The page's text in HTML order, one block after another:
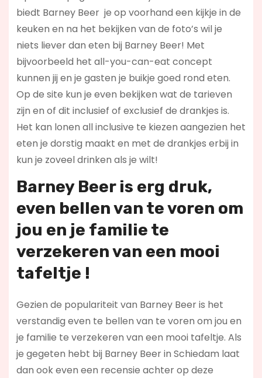
biedt Barney Beer je op voorhand een kijkje in de
keuken en na het bekijken van de foto’s wil je
niets liever dan eten bij Barney Beer! Met
bijvoorbeeld het all-you-can-eat concept
kunnen jij en je gasten je buikje goed rond eten.
Op de site kun je even bekijken wat de tarieven
zijn en of dit inclusief of exclusief de drankjes is.
Het kan lonen all inclusive te kiezen aangezien het
eten je dorstig maakt en met de drankjes erbij in
kun je zoveel drinken als je wilt!
Barney Beer is erg druk,
even bellen van te voren om
jou en je familie te
verzekeren van een mooi
tafeltje !
Gezien de populariteit van Barney Beer is het
verstandig even te bellen van te voren om jou en
je familie te verzekeren van een mooi tafeltje. Als
je gegeten hebt bij Barney Beer in Schiedam laat
dan ook even een recensie achter op deze